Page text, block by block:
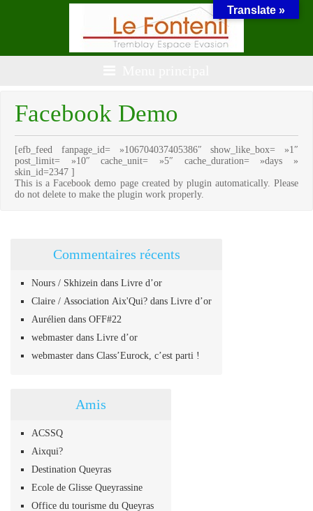
Facebook Demo
[efb_feed fanpage_id= »106704037405386″ show_like_box= »1″
post_limit= »10″ cache_unit= »5″ cache_duration= »days »
skin_id=2347 ]
This is a Facebook demo page created by plugin automatically. Please
do not delete to make the plugin work properly.
Commentaires récents
Nours / Skhizein dans Livre d’or
Claire / Association Aix'Qui? dans Livre d’or
Aurélien dans OFF#22
webmaster dans Livre d’or
webmaster dans Class’Eurock, c’est parti !
Amis
ACSSQ
Aixqui?
Destination Queyras
Ecole de Glisse Queyrassine
Office du tourisme du Queyras
Translate »